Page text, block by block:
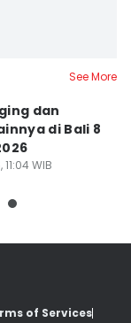
See More
dan
di Bali 8
WIB
of Services